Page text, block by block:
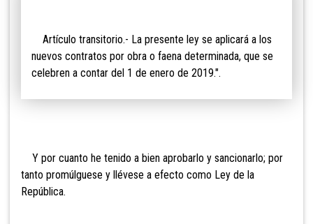
Artículo transitorio.- La presente ley se aplicará a los
nuevos contratos por obra o faena determinada, que se
celebren a contar del 1 de enero de 2019.".
Y por cuanto he tenido a bien aprobarlo y sancionarlo; por
tanto promúlguese y llévese a efecto como Ley de la
República.